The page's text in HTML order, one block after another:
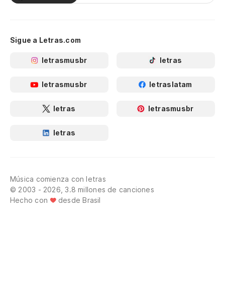
Sigue a Letras.com
letrasmusbr letras
letrasmusbr letraslatam
letras letrasmusbr
letras
Música comienza con letras
© 2003 - 2026, 3.8 millones de canciones
Hecho con
desde Brasil